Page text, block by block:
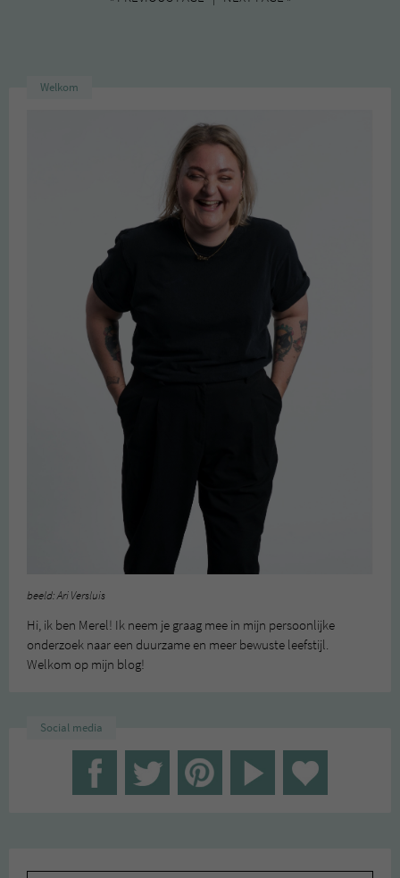
Welkom
beeld: Ari Versluis
Hi, ik ben Merel! Ik neem je graag mee in mijn persoonlijke
onderzoek naar een duurzame en meer bewuste leefstijl.
Welkom op mijn blog!
Social media